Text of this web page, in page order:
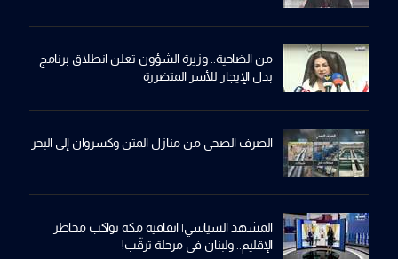
من الضاحية.. وزيرة الشؤون تعلن انطلاق برنامج
بدل الإيجار للأسر المتضررة
الصرف الصحي من منازل المتن وكسروان إلى البحر
المشهد السياسي| اتفاقية مكة تواكب مخاطر
الإقليم.. ولبنان في مرحلة ترقّب!